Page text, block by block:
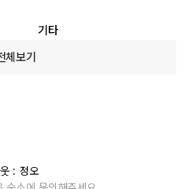
기타
체보기
: 정오